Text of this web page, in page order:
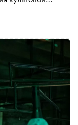
Эллы
сезону